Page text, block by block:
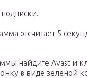
подписки.
отсчитает 5
найдите Avast и
в виде зеленой